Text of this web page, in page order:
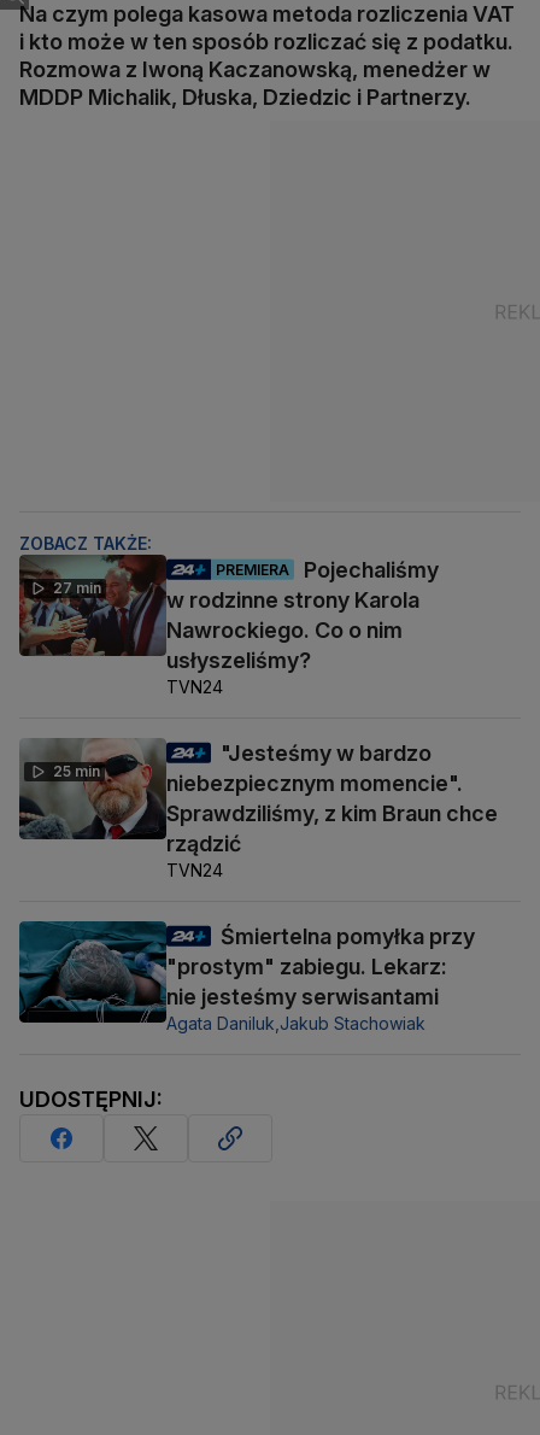
Na czym polega kasowa metoda rozliczenia VAT
i kto może w ten sposób rozliczać się z podatku.
Rozmowa z Iwoną Kaczanowską, menedżer w
MDDP Michalik, Dłuska, Dziedzic i Partnerzy.
ZOBACZ TAKŻE:
27 min
PREMIERA
Pojechaliśmy
w rodzinne strony Karola
Nawrockiego. Co o nim
usłyszeliśmy?
TVN24
25 min
"Jesteśmy w bardzo
niebezpiecznym momencie".
Sprawdziliśmy, z kim Braun chce
rządzić
TVN24
Śmiertelna pomyłka przy
"prostym" zabiegu. Lekarz:
nie jesteśmy serwisantami
Agata Daniluk, Jakub Stachowiak
UDOSTĘPNIJ: